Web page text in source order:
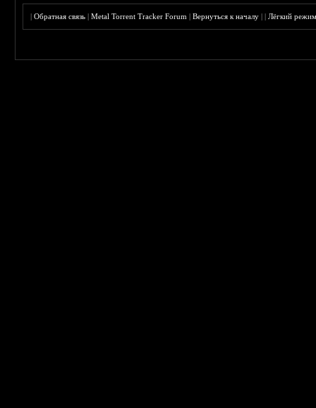
|Обратная связь |Metal Torrent Tracker Forum |Вернуться к началу ||Лёгкий